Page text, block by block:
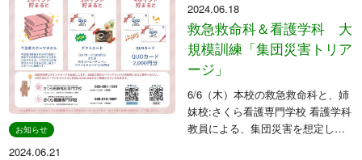
お知らせ
2024.06.21
2024.06.18
救急救命科＆看護学科 大
規模訓練「集団災害トリア
ージ」
6/6（木）本校の救急救命科と、姉
妹校:さくら看護専門学校 看護学科
教員による、集団災害を想定した